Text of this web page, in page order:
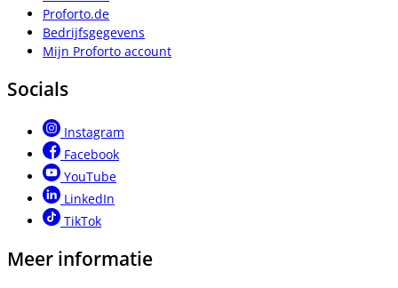
Proforto.de
Bedrijfsgegevens
Mijn Proforto account
Socials
Instagram
Facebook
YouTube
LinkedIn
TikTok
Meer informatie